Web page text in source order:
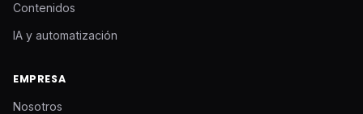
Contenidos
IA y automatización
EMPRESA
Nosotros